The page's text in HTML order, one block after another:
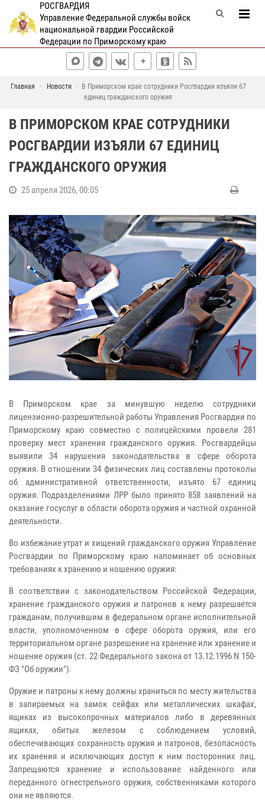
РОСГВАРДИЯ
Управление Федеральной службы войск
национальной гвардии Российской
Федерации по Приморскому краю
Главная Новости
В Приморском крае сотрудники Росгвардии изъяли 67
единиц гражданского оружия
В ПРИМОРСКОМ КРАЕ СОТРУДНИКИ
РОСГВАРДИИ ИЗЪЯЛИ 67 ЕДИНИЦ
ГРАЖДАНСКОГО ОРУЖИЯ
25 апреля 2026, 00:05
В Приморском крае за минувшую неделю сотрудники
лицензионно-разрешительной работы Управления Росгвардии по
Приморскому краю совместно с полицейскими провели 281
проверку мест хранения гражданского оружия. Росгвардейцы
выявили 34 нарушения законодательства в сфере оборота
оружия. В отношении 34 физических лиц составлены протоколы
об административной ответственности, изъято 67 единиц
оружия. Подразделениями ЛРР было принято 858 заявлений на
оказание госуслуг в области оборота оружия и частной охранной
деятельности.
Во избежание утрат и хищений гражданского оружия Управление
Росгвардии по Приморскому краю напоминает об основных
требованиях к хранению и ношению оружия:
В соответствии с законодательством Российской Федерации,
хранение гражданского оружия и патронов к нему разрешается
гражданам, получившим в федеральном органе исполнительной
власти, уполномоченном в сфере оборота оружия, или его
территориальном органе разрешение на хранение или хранение и
ношение оружия (ст. 22 Федерального закона от 13.12.1996 N 150-
ФЗ "Об оружии").
Оружие и патроны к нему должны храниться по месту жительства
в запираемых на замок сейфах или металлических шкафах,
ящиках из высокопрочных материалов либо в деревянных
ящиках, обитых железом с соблюдением условий,
обеспечивающих сохранность оружия и патронов, безопасность
их хранения и исключающих доступ к ним посторонних лиц.
Запрещаются хранение и использование найденного или
переданного огнестрельного оружия, собственниками которого
они не являются.